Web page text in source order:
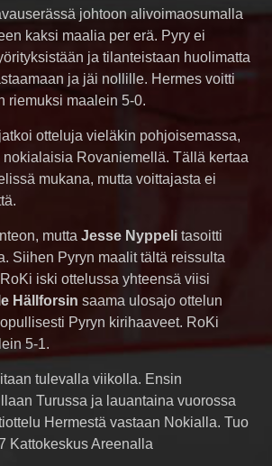
johtoon alivoimaosumalla
kaksi maalia per erä. Pyry ei
ja tilanteistaan huolimatta
ja jäi nollille. Hermes voitti
riemuksi maalein 5-0.
otteluja vieläkin pohjoisemassa,
Rovaniemellä. Tällä kertaa
mukana, mutta voittajasta ei
mutta Jesse Nyppeli tasoitti
Siihen Pyryn maalit tältä reissulta
iski ottelussa yhteensä viisi
Hällforsin saama ulosajo ottelun
Pyryn kirihaaveet. RoKi
5-1.
tulevalla viikolla. Ensin
Turussa ja lauantaina vuorossa
Hermestä vastaan Nokialla. Tuo
Kattokeskus Areenalla